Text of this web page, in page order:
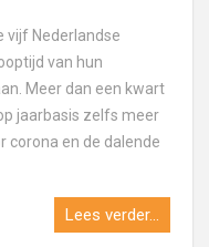
vijf Nederlandse
van hun
Meer dan een kwart
jaarbasis zelfs meer
corona en de dalende
Lees verder...